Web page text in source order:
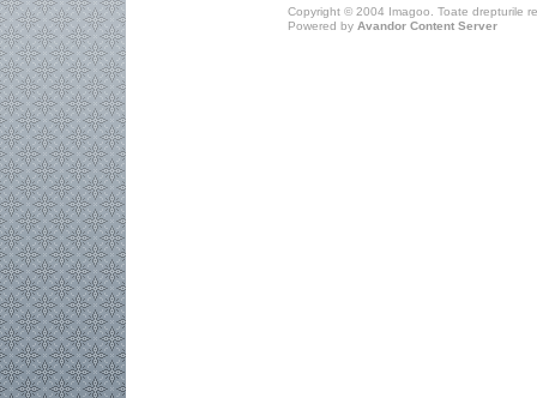
Copyright © 2004 Imagoo. Toate drepturile
Powered by Avandor Content Server